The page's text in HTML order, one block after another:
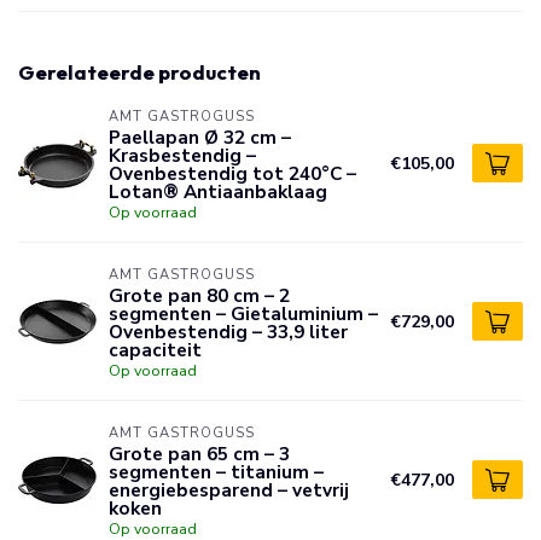
Gerelateerde producten
AMT GASTROGUSS
Paellapan Ø 32 cm –
Krasbestendig –
Ovenbestendig tot 240°C –
Lotan® Antiaanbaklaag
Op voorraad
€105,00
AMT GASTROGUSS
Grote pan 80 cm – 2
segmenten – Gietaluminium –
Ovenbestendig – 33,9 liter
capaciteit
Op voorraad
€729,00
AMT GASTROGUSS
Grote pan 65 cm – 3
segmenten – titanium –
energiebesparend – vetvrij
koken
Op voorraad
€477,00